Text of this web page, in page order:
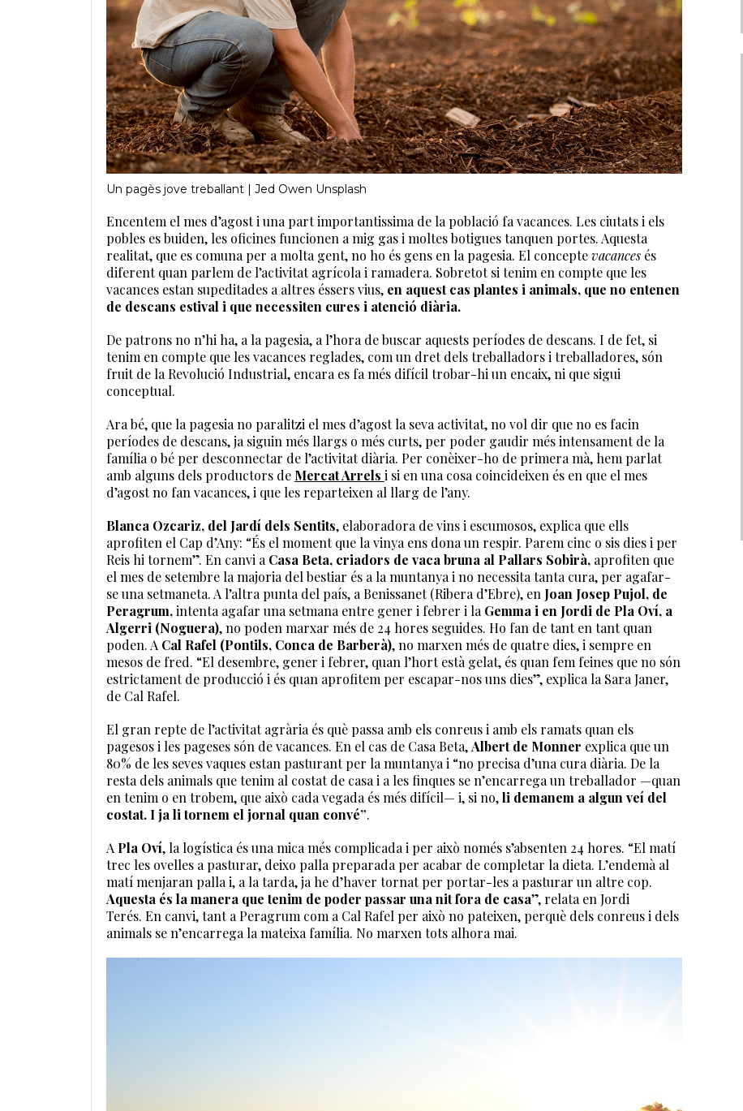
Un pagès jove treballant | Jed Owen Unsplash
Encentem el mes d’agost i una part importantissima de la població fa vacances. Les ciutats i els
pobles es buiden, les oficines funcionen a mig gas i moltes botigues tanquen portes. Aquesta
realitat, que es comuna per a molta gent, no ho és gens en la pagesia. El conceptevacances és
diferent quan parlem de l’activitat agrícola i ramadera. Sobretot si tenim en compte que les
vacances estan supeditades a altres éssers vius, en aquest cas plantes i animals, que no entenen
de descans estival i que necessiten cures i atenció diària.
De patrons no n’hi ha, a la pagesia, a l’hora de buscar aquests períodes de descans. I de fet, si
tenim en compte que les vacances reglades, com un dret dels treballadors i treballadores, són
fruit de la Revolució Industrial, encara es fa més difícil trobar-hi un encaix, ni que sigui
conceptual.
Ara bé, que la pagesia no paralitzi el mes d’agost la seva activitat, no vol dir que no es facin
períodes de descans, ja siguin més llargs o més curts, per poder gaudir més intensament de la
família o bé per desconnectar de l’activitat diària. Per conèixer-ho de primera mà, hem parlat
amb alguns dels productors de Mercat Arrels i si en una cosa coincideixen és en que el mes
d’agost no fan vacances, i que les reparteixen al llarg de l’any.
Blanca Ozcariz, del Jardí dels Sentits, elaboradora de vins i escumosos, explica que ells
aprofiten el Cap d’Any: “És el moment que la vinya ens dona un respir. Parem cinc o sis dies i per
Reis hi tornem”. En canvi a Casa Beta, criadors de vaca bruna al Pallars Sobirà, aprofiten que
el mes de setembre la majoria del bestiar és a la muntanya i no necessita tanta cura, per agafar-
se una setmaneta. A l’altra punta del país, a Benissanet (Ribera d’Ebre), en Joan Josep Pujol, de
Peragrum,intenta agafar una setmana entre gener i febrer i la Gemma i en Jordi de Pla Oví, a
Algerri (Noguera), no poden marxar més de 24 hores seguides. Ho fan de tant en tant quan
poden. A Cal Rafel (Pontils, Conca de Barberà), no marxen més de quatre dies, i sempre en
mesos de fred. “El desembre, gener i febrer, quan l’hort està gelat, és quan fem feines que no són
estrictament de producció i és quan aprofitem per escapar-nos uns dies”, explica la Sara Janer,
de Cal Rafel.
El gran repte de l’activitat agrària és què passa amb els conreus i amb els ramats quan els
pagesos i les pageses són de vacances. En el cas de Casa Beta,Albert de Monner explica que un
80% de les seves vaques estan pasturant per la muntanya i “no precisa d’una cura diària. De la
resta dels animals que tenim al costat de casa i a les finques se n’encarrega un treballador —quan
en tenim o en trobem, que això cada vegada és més difícil— i, si no,li demanem a algun veí del
costat. I ja li tornem el jornal quan convé”.
A Pla Oví, la logística és una mica més complicada i per això només s’absenten 24 hores. “El matí
trec les ovelles a pasturar, deixo palla preparada per acabar de completar la dieta. L’endemà al
matí menjaran palla i, a la tarda, ja he d’haver tornat per portar-les a pasturar un altre cop.
Aquesta és la manera que tenim de poder passar una nit fora de casa”, relata en Jordi
Terés. En canvi, tant a Peragrum com a Cal Rafel per això no pateixen, perquè dels conreus i dels
animals se n’encarrega la mateixa família. No marxen tots alhora mai.